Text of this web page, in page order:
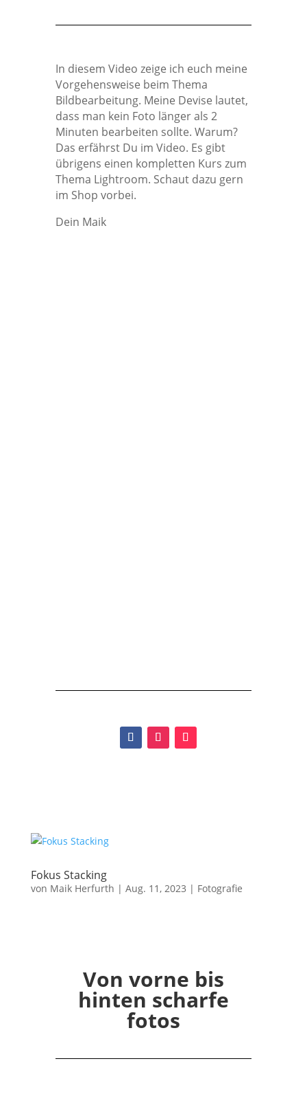
In diesem Video zeige ich euch meine
Vorgehensweise beim Thema
Bildbearbeitung. Meine Devise lautet,
dass man kein Foto länger als 2
Minuten bearbeiten sollte. Warum?
Das erfährst Du im Video. Es gibt
übrigens einen kompletten Kurs zum
Thema Lightroom. Schaut dazu gern
im Shop vorbei.
Dein Maik
Fokus Stacking
von Maik Herfurth | Aug. 11, 2023 | Fotografie
Von vorne bis
hinten scharfe
fotos